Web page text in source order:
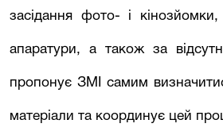
засідання фото- і кінозйомки,
апаратури, а також за
пропонує ЗМІ самим
матеріали та координує цей